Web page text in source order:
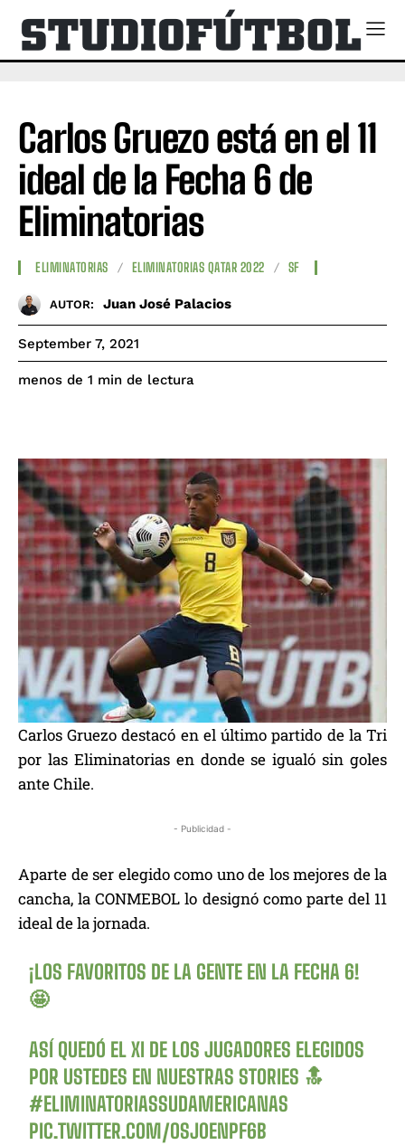
Carlos Gruezo está en el 11
ideal de la Fecha 6 de
Eliminatorias
ELIMINATORIAS ELIMINATORIAS QATAR 2022 SF
AUTOR: Juan José Palacios
September 7, 2021
menos de 1 min de lectura
Carlos Gruezo destacó en el último partido de la Tri
por las Eliminatorias en donde se igualó sin goles
ante Chile.
- Publicidad -
Aparte de ser elegido como uno de los mejores de la
cancha, la CONMEBOL lo designó como parte del 11
ideal de la jornada.
¡LOS FAVORITOS DE LA GENTE EN LA FECHA 6!
🤩​
ASÍ QUEDÓ EL XI DE LOS JUGADORES ELEGIDOS
POR USTEDES EN NUESTRAS STORIES 🔝​
#ELIMINATORIASSUDAMERICANAS
PIC.TWITTER.COM/OSJ0ENPF6B